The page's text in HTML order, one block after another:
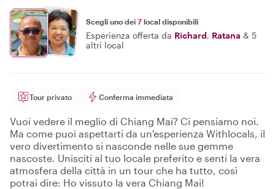
Scegli uno dei 7 local disponibili
Esperienza offerta da Richard, Ratana & 5
altri local
Tour privato Conferma immediata
Vuoi vedere il meglio di Chiang Mai? Ci pensiamo noi.
Ma come puoi aspettarti da un'esperienza Withlocals, il
vero divertimento si nasconde nelle sue gemme
nascoste. Unisciti al tuo locale preferito e senti la vera
atmosfera della città in un tour che ha tutto, così
potrai dire: Ho vissuto la vera Chiang Mai!